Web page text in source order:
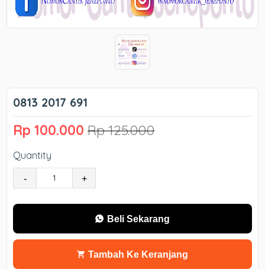
0813 2017 691
Rp 100.000 Rp 125.000
Quantity
- +
Beli Sekarang
Tambah Ke Keranjang